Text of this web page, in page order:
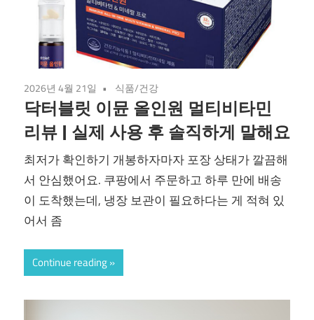
2026년 4월 21일 식품/건강
닥터블릿 이뮨 올인원 멀티비타민
리뷰 | 실제 사용 후 솔직하게 말해요
최저가 확인하기 개봉하자마자 포장 상태가 깔끔해
서 안심했어요. 쿠팡에서 주문하고 하루 만에 배송
이 도착했는데, 냉장 보관이 필요하다는 게 적혀 있
어서 좀
Continue reading